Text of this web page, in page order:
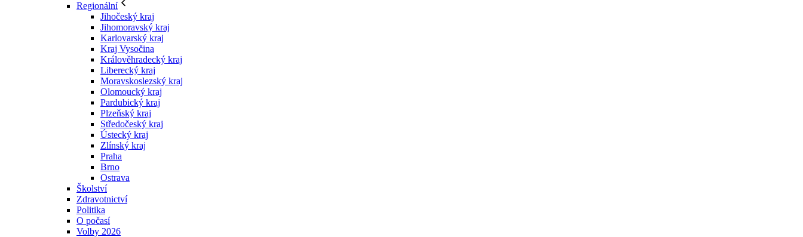
Regionální
Jihočeský kraj
Jihomoravský kraj
Karlovarský kraj
Kraj Vysočina
Králověhradecký kraj
Liberecký kraj
Moravskoslezský kraj
Olomoucký kraj
Pardubický kraj
Plzeňský kraj
Středočeský kraj
Ústecký kraj
Zlínský kraj
Praha
Brno
Ostrava
Školství
Zdravotnictví
Politika
O počasí
Volby 2026